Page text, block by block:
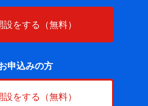
をする（無料）
申込みの方
をする（無料）